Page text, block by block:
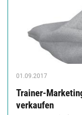
01.09.2017
Trainer-
verkaufen